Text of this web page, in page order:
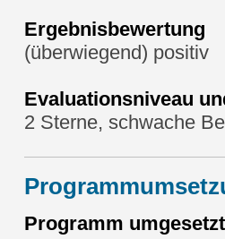
Ergebnisbewertung
(überwiegend) positiv
Evaluationsniveau
2 Sterne, schwache
Programm